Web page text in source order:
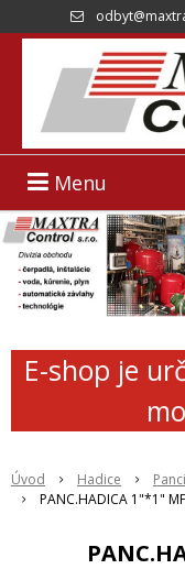
Menu
E-shop je
Úvod Hadice
PANC.HADICA 1"*1"